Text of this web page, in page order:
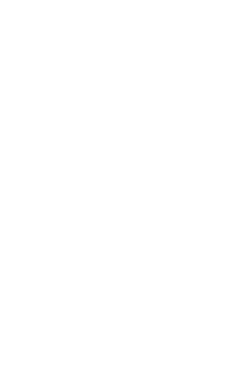
Знайдіть відповіді на свої
самостійного ремонту, інструкції з
ідеально підходящі для вашого
багато іншого, щоб вивести ваші